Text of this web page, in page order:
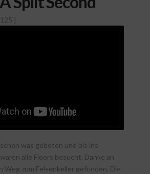
was geboten und bis ins
alle Floors besucht. Danke an
Weg zum Felsenkeller gefunden. Die